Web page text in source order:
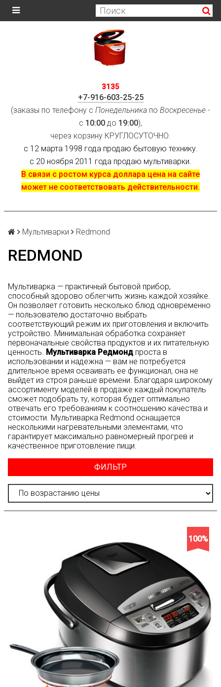
3135
+7-916-603-25-25
(заказы по телефону с Понедельника по Воскресенье -
с 10:00 до 19:00),
через корзину КРУГЛОСУТОЧНО.
с 12 марта 1998 года продаю бытовую технику.
с 20 ноября 2011 года продаю мультиварки.
В связи с ростом курса доллара цена на сайте
может не соответствовать действительности.
Мультиварки Redmond
REDMOND
Мультиварка — практичный бытовой прибор,
способный здорово облегчить жизнь каждой хозяйке.
Он позволяет готовить несколько блюд одновременно
— пользователю достаточно выбрать
соответствующий режим их приготовления и включить
устройство. Минимальная обработка сохраняет
первоначальные свойства продуктов и их питательную
ценность. Мультиварка Редмонд проста в
использовании и надежна — вам не потребуется
длительное время осваивать ее функционал, она не
выйдет из строя раньше времени. Благодаря широкому
ассортименту моделей в продаже каждый покупатель
сможет подобрать ту, которая будет оптимально
отвечать его требованиям к соотношению качества и
стоимости. Мультиварка Redmond оснащается
несколькими нагревательными элементами, что
гарантирует максимально равномерный прогрев и
качественное приготовление пищи.
ФИЛЬТР
100%